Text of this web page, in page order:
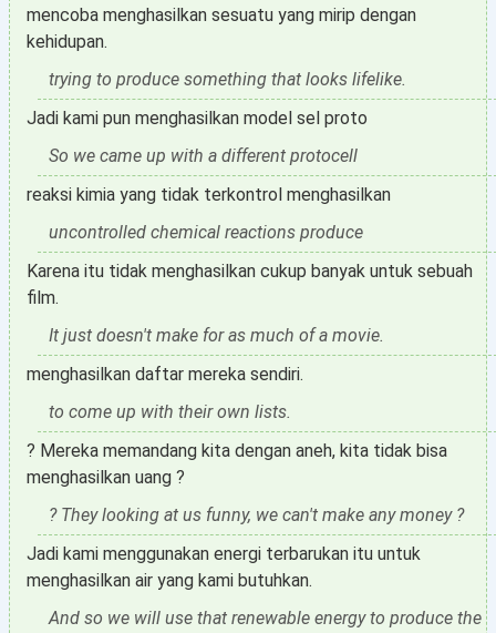
mencoba menghasilkan sesuatu yang mirip dengan
kehidupan.
trying to produce something that looks lifelike.
Jadi kami pun menghasilkan model sel proto
So we came up with a different protocell
reaksi kimia yang tidak terkontrol menghasilkan
uncontrolled chemical reactions produce
Karena itu tidak menghasilkan cukup banyak untuk sebuah
film.
It just doesn't make for as much of a movie.
menghasilkan daftar mereka sendiri.
to come up with their own lists.
? Mereka memandang kita dengan aneh, kita tidak bisa
menghasilkan uang ?
? They looking at us funny, we can't make any money ?
Jadi kami menggunakan energi terbarukan itu untuk
menghasilkan air yang kami butuhkan.
And so we will use that renewable energy to produce the